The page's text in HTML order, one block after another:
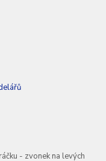
- zvonek na levých